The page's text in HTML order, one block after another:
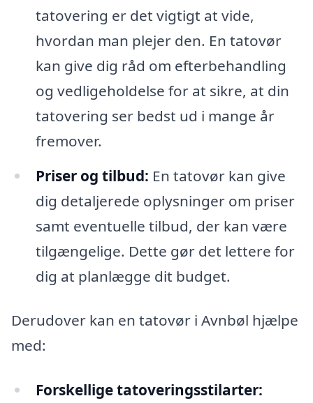
tatovering er det vigtigt at vide,
hvordan man plejer den. En tatovør
kan give dig råd om efterbehandling
og vedligeholdelse for at sikre, at din
tatovering ser bedst ud i mange år
fremover.
Priser og tilbud: En tatovør kan give
dig detaljerede oplysninger om priser
samt eventuelle tilbud, der kan være
tilgængelige. Dette gør det lettere for
dig at planlægge dit budget.
Derudover kan en tatovør i Avnbøl hjælpe
med:
Forskellige tatoveringsstilarter: